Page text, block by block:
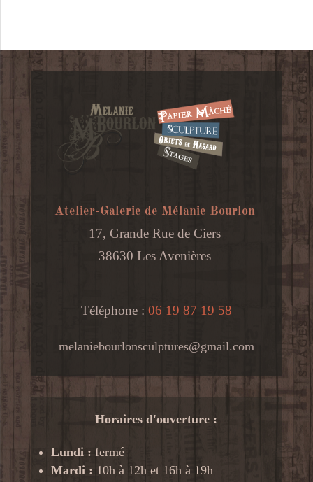
Atelier-Galerie de Mélanie Bourlon
17, Grande Rue de Ciers
38630 Les Avenières
Téléphone : 06 19 87 19 58
melaniebourlonsculptures@gmail.com
Horaires d'ouverture :
Lundi : fermé
Mardi : 10h à 12h et 16h à 19h